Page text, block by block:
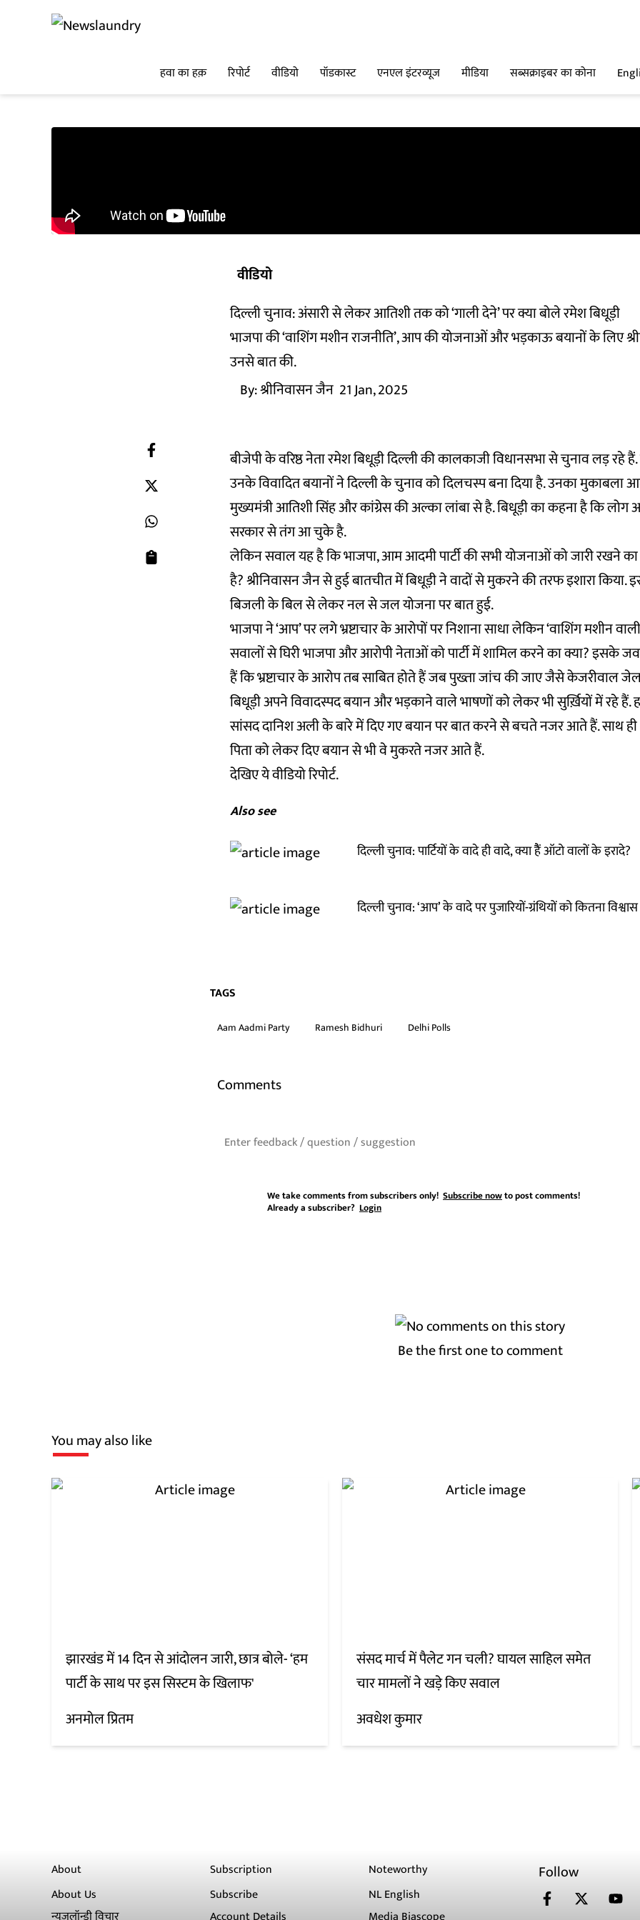
हवा का हक़ रिपोर्ट वीडियो पॉडकास्ट एनएल इंटरव्यूज मीडिया सब्सक्राइबर का कोना
वीडियो
दिल्ली चुनाव: अंसारी से लेकर आतिशी तक को ‘गाली देने’ पर क्या बोले रमेश बिधूड़ी
भाजपा की ‘वाशिंग मशीन राजनीति’, आप की योजनाओं और भड़काऊ बयानों के लिए
उनसे बात की.
By:श्रीनिवासन जैन 21 Jan, 2025
बीजेपी के वरिष्ठ नेता रमेश बिधूड़ी दिल्ली की कालकाजी विधानसभा से चुनाव लड़ रहे
उनके विवादित बयानों ने दिल्ली के चुनाव को दिलचस्प बना दिया है. उनका मुकाबला
मुख्यमंत्री आतिशी सिंह और कांग्रेस की अल्का लांबा से है. बिधूड़ी का कहना है कि लोग
सरकार से तंग आ चुके है.
लेकिन सवाल यह है कि भाजपा, आम आदमी पार्टी की सभी योजनाओं को जारी रखने का
है? श्रीनिवासन जैन से हुई बातचीत में बिधूड़ी ने वादों से मुकरने की तरफ इशारा किया.
बिजली के बिल से लेकर नल से जल योजना पर बात हुई.
भाजपा ने ‘आप’ पर लगे भ्रष्टाचार के आरोपों पर निशाना साधा लेकिन ‘वाशिंग मशीन
सवालों से घिरी भाजपा और आरोपी नेताओं को पार्टी में शामिल करने का क्या? इसके
हैं कि भ्रष्टाचार के आरोप तब साबित होते हैं जब पुख्ता जांच की जाए जैसे केजरीवाल
बिधूड़ी अपने विवादस्पद बयान और भड़काने वाले भाषणों को लेकर भी सुर्ख़ियों में रहे हैं.
सांसद दानिश अली के बारे में दिए गए बयान पर बात करने से बचते नजर आते हैं. साथ
पिता को लेकर दिए बयान से भी वे मुकरते नजर आते हैं.
देखिए ये वीडियो रिपोर्ट.
Also see
दिल्ली चुनाव: पार्टियों के वादे ही वादे, क्या हैैं ऑटो वालों के इरादे?
दिल्ली चुनाव: ‘आप’ के वादे पर पुजारियों-ग्रंथियों को कितना विश्वास
TAGS
Aam Aadmi Party Ramesh Bidhuri Delhi Polls
Comments
We take comments from subscribers only! Subscribe nowto post comments!
Already a subscriber? Login
Be the first one to comment
You may also like
झारखंड में 14 दिन से आंदोलन जारी, छात्र बोले- ‘हम
पार्टी के साथ पर इस सिस्टम के खिलाफ'
अनमोल प्रितम
संसद मार्च में पैलेट गन चली? घायल साहिल समेत
चार मामलों ने खड़े किए सवाल
अवधेश कुमार
About
About Us
Subscription
Subscribe
Noteworthy
NL English
Follow